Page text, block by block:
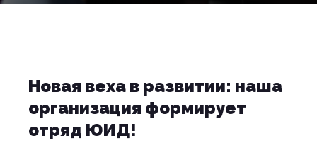
Новая веха в развитии: наша
организация формирует
отряд ЮИД!